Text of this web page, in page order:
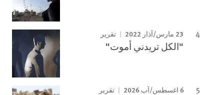
23 مارس/آذار 2022 تقرير
"الكل تريدني أموت"
6 اغسطس/آب 2026 تقرير